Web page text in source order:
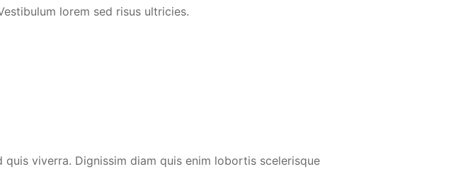
lorem sed risus ultricies.
viverra. Dignissim diam quis enim lobortis scelerisque